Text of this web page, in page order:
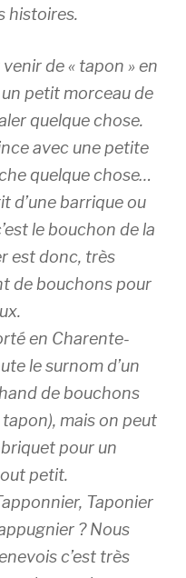
histoires.
de « tapon » en
petit morceau de
quelque chose.
avec une petite
quelque chose…
d’une barrique ou
le bouchon de la
est donc, très
de bouchons pour
en Charente-
le surnom d’un
de bouchons
mais on peut
pour un
petit.
Taponier
? Nous
c’est très